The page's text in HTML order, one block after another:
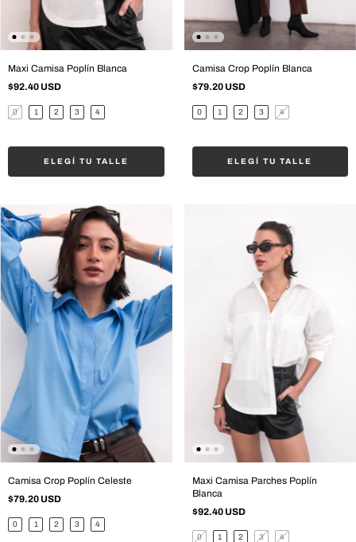
Maxi Camisa Poplín Blanca
$92.40 USD
0 1 2 3 4
ELEGÍ TU TALLE
Camisa Crop Poplín Blanca
$79.20 USD
0 1 2 3 4
ELEGÍ TU TALLE
Camisa Crop Poplín Celeste
$79.20 USD
0 1 2 3 4
Maxi Camisa Parches Poplín
Blanca
$92.40 USD
0 1 2 3 4